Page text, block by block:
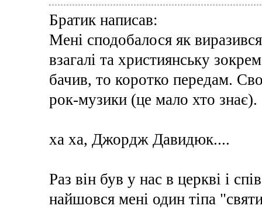
Братик написав:
Мені сподобалося як
взагалі та християнську
бачив, то коротко передам.
рок-музики (це мало хто знає).
ха ха, Джордж Давидюк....
Раз він був у нас в церкві і
найшовся мені один тіпа